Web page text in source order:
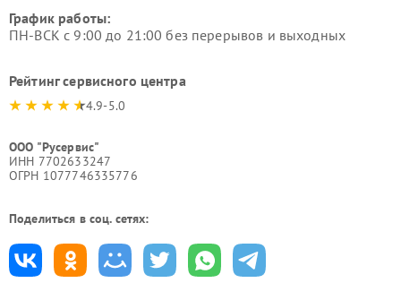
График работы:
ПН-ВСК с 9:00 до 21:00 без перерывов и выходных
Рейтинг сервисного центра
4.9-5.0
ООО "Русервис"
ИНН 7702633247
ОГРН 1077746335776
Поделиться в соц. сетях: